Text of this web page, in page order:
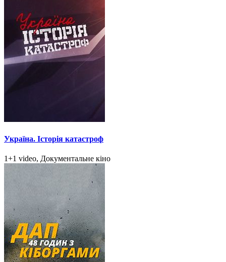
Україна. Історія катастроф
1+1 video, Документальне кіно